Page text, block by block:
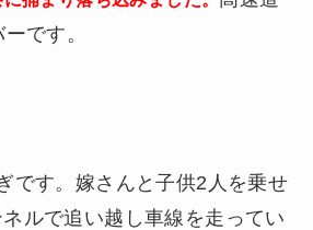
です。
です。嫁さんと子供2人を乗せ
ルで追い越し車線を走ってい